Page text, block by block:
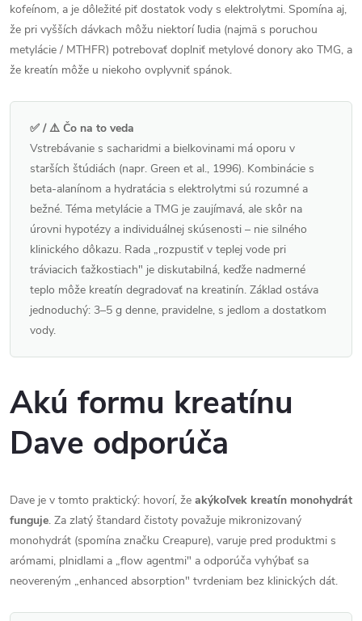
kofeínom, a je dôležité piť dostatok vody s elektrolytmi. Spomína aj,
že pri vyšších dávkach môžu niektorí ľudia (najmä s poruchou
metylácie / MTHFR) potrebovať doplniť metylové donory ako TMG, a
že kreatín môže u niekoho ovplyvniť spánok.
✅ / ⚠️ Čo na to veda
Vstrebávanie s sacharidmi a bielkovinami má oporu v
starších štúdiách (napr. Green et al., 1996). Kombinácie s
beta-alanínom a hydratácia s elektrolytmi sú rozumné a
bežné. Téma metylácie a TMG je zaujímavá, ale skôr na
úrovni hypotézy a individuálnej skúsenosti – nie silného
klinického dôkazu. Rada „rozpustiť v teplej vode pri
tráviacich ťažkostiach" je diskutabilná, keďže nadmerné
teplo môže kreatín degradovať na kreatinín. Základ ostáva
jednoduchý: 3–5 g denne, pravidelne, s jedlom a dostatkom
vody.
Akú formu kreatínu
Dave odporúča
Dave je v tomto praktický: hovorí, že akýkoľvek kreatín monohydrát
funguje. Za zlatý štandard čistoty považuje mikronizovaný
monohydrát (spomína značku Creapure), varuje pred produktmi s
arómami, plnidlami a „flow agentmi" a odporúča vyhýbať sa
neovereným „enhanced absorption" tvrdeniam bez klinických dát.